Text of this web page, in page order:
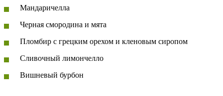
Мандаричелла
Черная смородина и мята
Пломбир с грецким орехом и кленовым сиропом
Сливочный лимончелло
Вишневый бурбон